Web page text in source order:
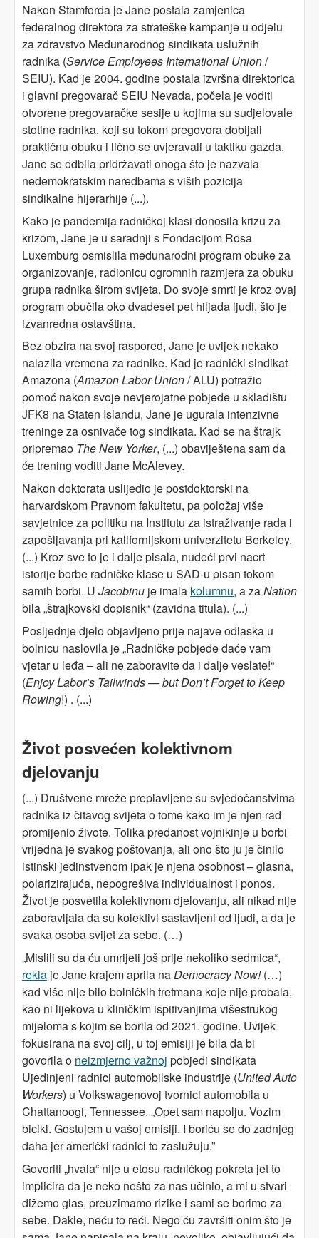
Nakon Stamforda je Jane postala zamjenica
federalnog direktora za strateške kampanje u odjelu
za zdravstvo Međunarodnog sindikata uslužnih
radnika (Service Employees International Union/
SEIU). Kad je 2004. godine postala izvršna direktorica
i glavni pregovarač SEIU Nevada, počela je voditi
otvorene pregovaračke sesije u kojima su sudjelovale
stotine radnika, koji su tokom pregovora dobijali
praktičnu obuku i lično se uvjeravali u taktiku gazda.
Jane se odbila pridržavati onoga što je nazvala
nedemokratskim naredbama s viših pozicija
sindikalne hijerarhije (...).
Kako je pandemija radničkoj klasi donosila krizu za
krizom, Jane je u saradnji s Fondacijom Rosa
Luxemburg osmislila međunarodni program obuke za
organizovanje, radionicu ogromnih razmjera za obuku
grupa radnika širom svijeta. Do svoje smrti je kroz ovaj
program obučila oko dvadeset pet hiljada ljudi, što je
izvanredna ostavština.
Bez obzira na svoj raspored, Jane je uvijek nekako
nalazila vremena za radnike. Kad je radnički sindikat
Amazona (Amazon Labor Union/ ALU) potražio
pomoć nakon svoje nevjerojatne pobjede u skladištu
JFK8 na Staten Islandu, Jane je ugurala intenzivne
treninge za osnivače tog sindikata. Kad se na štrajk
pripremao The New Yorker, (...) obaviještena sam da
će trening voditi Jane McAlevey.
Nakon doktorata uslijedio je postdoktorski na
harvardskom Pravnom fakultetu, pa položaj više
savjetnice za politiku na Institutu za istraživanje rada i
zapošljavanja pri kalifornijskom univerzitetu Berkeley.
(...) Kroz sve to je i dalje pisala, nudeći prvi nacrt
istorije borbe radničke klase u SAD-u pisan tokom
samih borbi. U Jacobinu je imala kolumnu, a zaNation
bila „štrajkovski dopisnik“ (zavidna titula). (...)
Posljednje djelo objavljeno prije najave odlaska u
bolnicu naslovila je „Radničke pobjede daće vam
vjetar u leđa – ali ne zaboravite da i dalje veslate!“
(Enjoy Labor’s Tailwinds — but Don’t Forget to Keep
Rowing!) . (...)
Život posvećen kolektivnom
djelovanju
(...) Društvene mreže preplavljene su svjedočanstvima
radnika iz čitavog svijeta o tome kako im je njen rad
promijenio živote. Tolika predanost vojnikinje u borbi
vrijedna je svakog poštovanja, ali ono što ju je činilo
istinski jedinstvenom ipak je njena osobnost – glasna,
polarizirajuća, nepogrešiva ​​individualnost i ponos.
Život je posvetila kolektivnom djelovanju, ali nikad nije
zaboravljala da su kolektivi sastavljeni od ljudi, a da je
svaka osoba svijet za sebe. (…)
„Mislili su da ću umrijeti još prije nekoliko sedmica“,
rekla je Jane krajem aprila naDemocracy Now!(…)
kad više nije bilo bolničkih tretmana koje nije probala,
kao ni lijekova u kliničkim ispitivanjima višestrukog
mijeloma s kojim se borila od 2021. godine. Uvijek
fokusirana na svoj cilj, u toj emisiji je bila da bi
govorila o neizmjerno važnoj pobjedi sindikata
Ujedinjeni radnici automobilske industrije (United Auto
Workers) u Volkswagenovoj tvornici automobila u
Chattanoogi, Tennessee. „Opet sam napolju. Vozim
bicikl. Gostujem u vašoj emisiji. I boriću se do zadnjeg
daha jer američki radnici to zaslužuju.”
Govoriti „hvala“ nije u etosu radničkog pokreta jet to
implicira da je neko nešto za nas učinio, a mi u stvari
dižemo glas, preuzimamo rizike i sami se borimo za
sebe. Dakle, neću to reći. Nego ću završiti onim što je